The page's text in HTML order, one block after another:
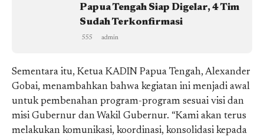
Papua Tengah Siap Digelar, 4 Tim
Sudah Terkonfirmasi
555 admin
Sementara itu, Ketua KADIN Papua Tengah, Alexander
Gobai, menambahkan bahwa kegiatan ini menjadi awal
untuk pembenahan program-program sesuai visi dan
misi Gubernur dan Wakil Gubernur. “Kami akan terus
melakukan komunikasi, koordinasi, konsolidasi kepada